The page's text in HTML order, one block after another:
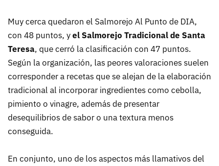
Muy cerca quedaron el Salmorejo Al Punto de DIA,
con 48 puntos, yel Salmorejo Tradicional de Santa
Teresa, que cerró la clasificación con 47 puntos.
Según la organización, las peores valoraciones suelen
corresponder a recetas que se alejan de la elaboración
tradicional al incorporar ingredientes como cebolla,
pimiento o vinagre, además de presentar
desequilibrios de sabor o una textura menos
conseguida.
En conjunto, uno de los aspectos más llamativos del